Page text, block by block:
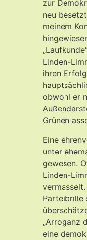
zur
neu
meinem
Linden-
ihren
obwohl er
Grünen
Eine
unter
gewesen.
Linden-
Parteibrille
„Arroganz
eine